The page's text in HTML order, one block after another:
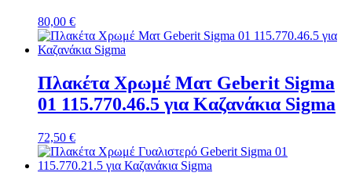
80,00 €
Πλακέτα Χρωμέ Ματ Geberit Sigma
01 115.770.46.5 για Καζανάκια Sigma
72,50 €